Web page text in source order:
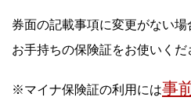
券面の記載事項に変更がない
お手持ちの保険証をお使いくだ
※マイナ保険証の利用には事